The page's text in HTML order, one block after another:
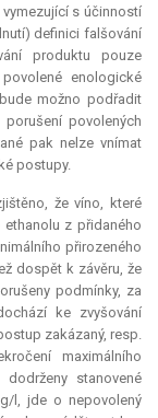
s účinností
definici falšování
produktu pouze
enologické
možno podřadit
povolených
pak nelze vnímat
postupy.
že víno, které
z přidaného
přirozeného
dospět k závěru, že
podmínky, za
ke zvyšování
zakázaný, resp.
maximálního
stanovené
l, jde o nepovolený